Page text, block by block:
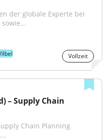
der globale Experte bei
Vollzeit
– Supply Chain
Chain Planning